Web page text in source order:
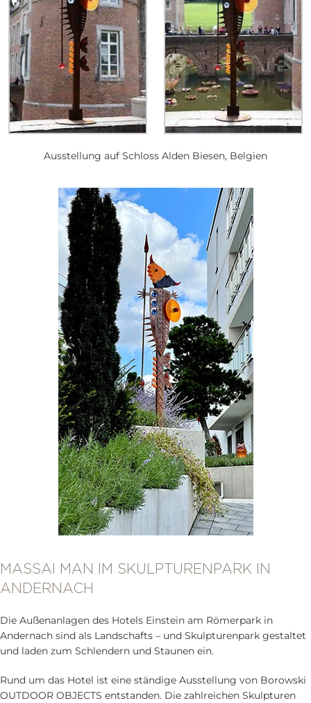
Ausstellung auf Schloss Alden Biesen, Belgien
MASSAI MAN IM SKULPTURENPARK IN
ANDERNACH
Die Außenanlagen des Hotels Einstein am Römerpark in
Andernach sind als Landschafts – und Skulpturenpark gestaltet
und laden zum Schlendern und Staunen ein.
Rund um das Hotel ist eine ständige Ausstellung von Borowski
OUTDOOR OBJECTS entstanden. Die zahlreichen Skulpturen